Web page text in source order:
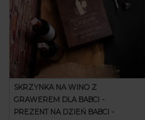
SKRZYNKA NA WINO Z
GRAWEREM DLA BABCI -
PREZENT NA DZIEŃ BABCI -